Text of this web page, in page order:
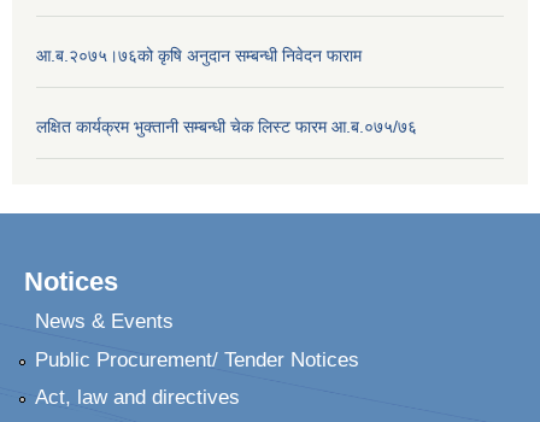
आ.ब.२०७५।७६को कृषि अनुदान सम्बन्धी निवेदन फाराम
लक्षित कार्यक्रम भुक्तानी सम्बन्धी चेक लिस्ट फारम आ.ब.०७५/७६
Notices
News & Events
Public Procurement/ Tender Notices
Act, law and directives